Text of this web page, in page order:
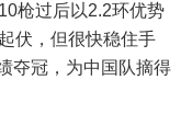
枪过后以2.2环优势
伏，但很快稳住手
夺冠，为中国队摘得